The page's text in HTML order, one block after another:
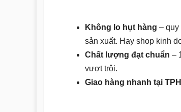
Không lo hụt hàng – quy
sản xuất. Hay shop kinh
Chất lượng đạt chuẩn –
vượt trội.
Giao hàng nhanh tại